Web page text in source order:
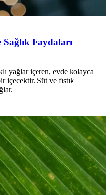
Sağlık Faydaları
yağlar içeren, evde kolayca
içecektir. Süt ve fıstık